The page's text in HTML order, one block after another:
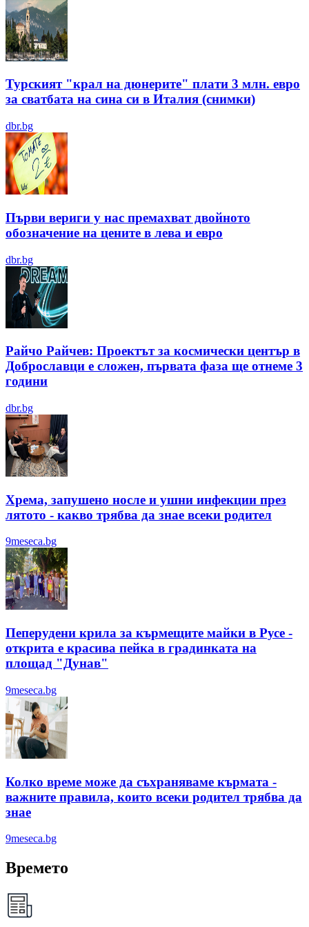
Турският "крал на дюнерите" плати 3 млн. евро
за сватбата на сина си в Италия (снимки)
dbr.bg
Първи вериги у нас премахват двойното
обозначение на цените в лева и евро
dbr.bg
Райчо Райчев: Проектът за космически център в
Доброславци е сложен, първата фаза ще отнеме 3
години
dbr.bg
Хрема, запушено носле и ушни инфекции през
лятотo - какво трябва да знае всеки родител
9meseca.bg
Пеперудени крила за кърмещите майки в Русе -
открита е красива пейка в градинката на
площад "Дунав"
9meseca.bg
Колко време може да съхраняваме кърмата -
важните правила, които всеки родител трябва да
знае
9meseca.bg
Времето